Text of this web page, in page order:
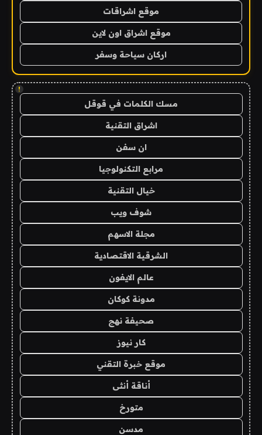
موقع اشراقات
موقع اشراق اون لاين
اركان سياحة وسفر
!
مسك الكلمات في قوقل
اشراق التقنية
ان سفن
مرابع التكنولوجيا
خيال التقنية
شوف ويب
مجلة الاسهم
الشرقية الاقتصادية
عالم الايفون
مدونة كوكان
صحيفة نهج
كار نيوز
موقع خبرة التقني
أناقة أنثى
متورخ
مدسن